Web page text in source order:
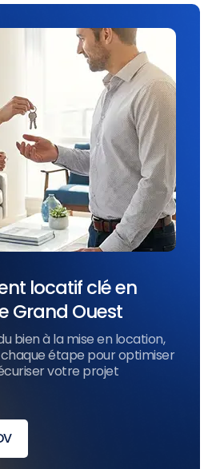
locatif clé en
Grand Ouest
bien à la mise en location,
étape pour optimiser
votre projet